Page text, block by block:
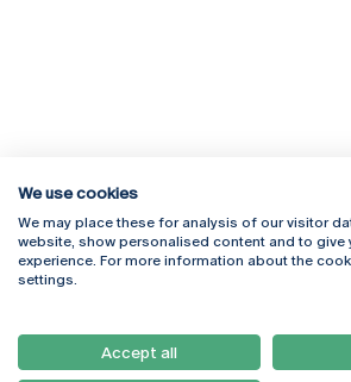
Rua Diogo Botelho 1327
4169-005 Porto
+351 226 196 240
Campus
Webmail
Como
We use cookies
We may place these for analysis of our visitor
website, show personalised content and to give
experience. For more information about the
settings.
Accept all